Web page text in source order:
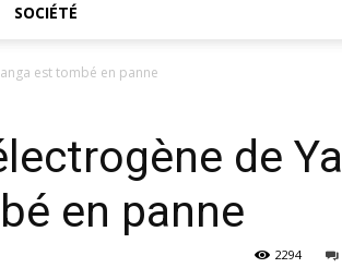
SOCIÉTÉ
est tombé en panne
de Ya
en panne
2294